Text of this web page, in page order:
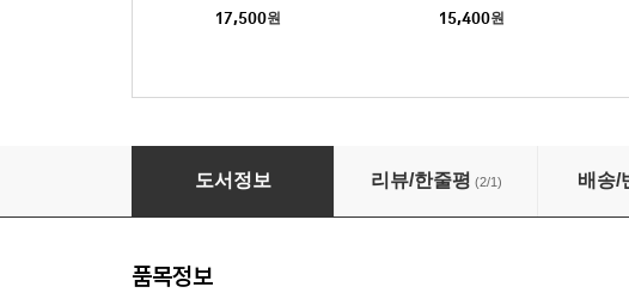
17,500원
15,400원
원본 수호전 2
도서정보 리뷰/한줄평 (2/1) 배송/
품목정보